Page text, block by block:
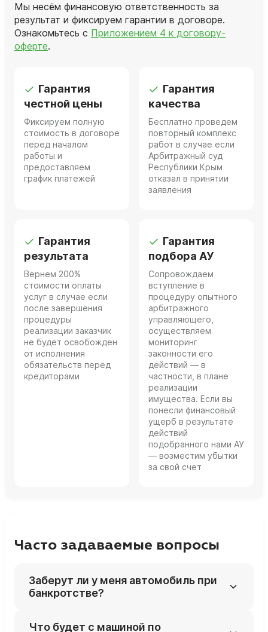
Мы несём финансовую ответственность за
результат и фиксируем гарантии в договоре.
Ознакомьтесь с Приложением 4 к договору-
оферте.
Гарантия
честной цены
Фиксируем полную
стоимость в договоре
перед началом
работы и
предоставляем
график платежей
Гарантия
качества
Бесплатно проведем
повторный комплекс
работ в случае если
Арбитражный суд
Республики Крым
отказал в принятии
заявления
Гарантия
результата
Вернем 200%
стоимости оплаты
услуг в случае если
после завершения
процедуры
реализации заказчик
не будет освобожден
от исполнения
обязательств перед
кредиторами
Гарантия
подбора АУ
Сопровождаем
вступление в
процедуру опытного
арбитражного
управляющего,
осуществляем
мониторинг
законности его
действий — в
частности, в плане
реализации
имущества. Если вы
понесли финансовый
ущерб в результате
действий
подобранного нами АУ
— возместим убытки
за свой счет
Часто задаваемые вопросы
Заберут ли у меня автомобиль при
банкротстве?
Что будет с машиной по